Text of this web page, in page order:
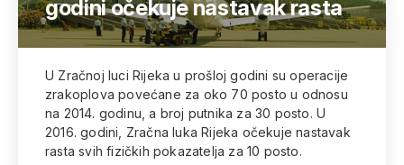
godini očekuje nastavak rasta
U Zračnoj luci Rijeka u prošloj godini su operacije
zrakoplova povećane za oko 70 posto u odnosu
na 2014. godinu, a broj putnika za 30 posto. U
2016. godini, Zračna luka Rijeka očekuje nastavak
rasta svih fizičkih pokazatelja za 10 posto.